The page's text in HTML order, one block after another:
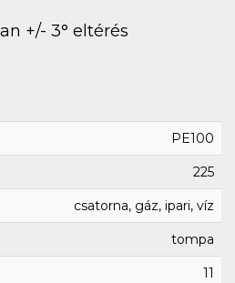
+/- 3° eltérés
PE100
225
csatorna, gáz, ipari, víz
tompa
11